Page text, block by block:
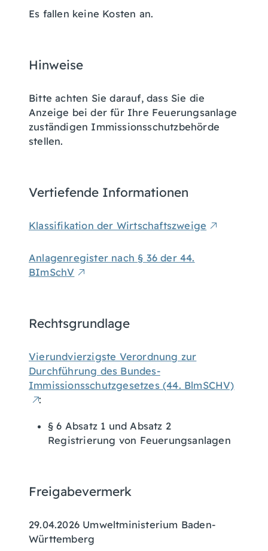
Es fallen keine Kosten an.
Hinweise
Bitte achten Sie darauf, dass Sie die
Anzeige bei der für Ihre Feuerungsanlage
zuständigen Immissionsschutzbehörde
stellen.
Vertiefende Informationen
Klassifikation der Wirtschaftszweige
Anlagenregister nach § 36 der 44.
BImSchV
Rechtsgrundlage
Vierundvierzigste Verordnung zur
Durchführung des Bundes-
Immissionsschutzgesetzes (44. BlmSCHV)
:
§ 6 Absatz 1 und Absatz 2
Registrierung von Feuerungsanlagen
Freigabevermerk
29.04.2026 Umweltministerium Baden-
Württemberg